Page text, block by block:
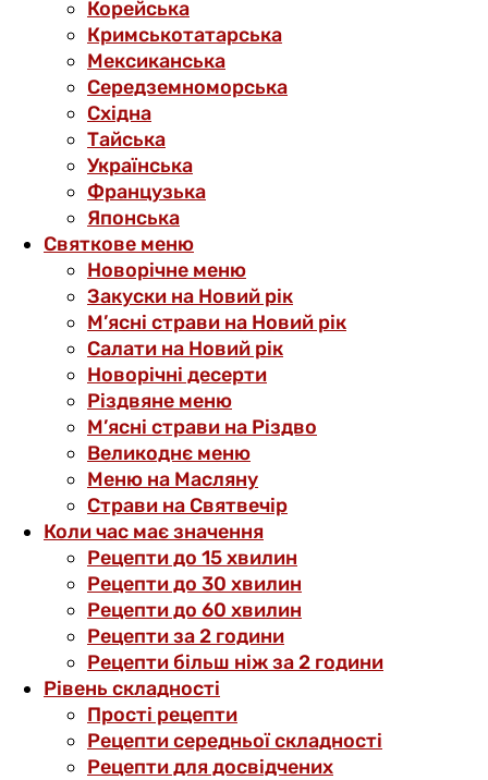
Корейська
Кримськотатарська
Мексиканська
Середземноморська
Східна
Тайська
Українська
Французька
Японська
Святкове меню
Новорічне меню
Закуски на Новий рік
М’ясні страви на Новий рік
Салати на Новий рік
Новорічні десерти
Різдвяне меню
М’ясні страви на Різдво
Великоднє меню
Меню на Масляну
Страви на Святвечір
Коли час має значення
Рецепти до 15 хвилин
Рецепти до 30 хвилин
Рецепти до 60 хвилин
Рецепти за 2 години
Рецепти більш ніж за 2 години
Рівень складності
Прості рецепти
Рецепти середньої складності
Рецепти для досвідчених